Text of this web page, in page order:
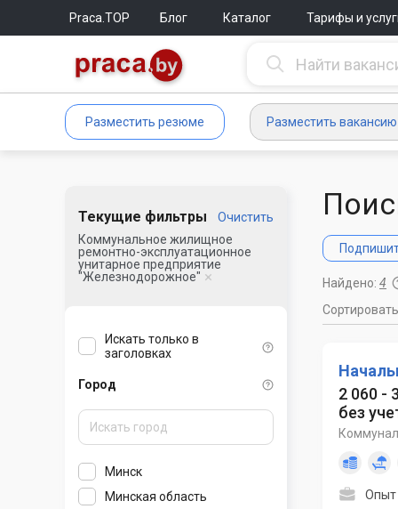
Praca.TOP Блог Каталог Тарифы и
Разместить резюме Разместить вакансию
Текущие фильтры
Очистить
Коммунальное жилищное
ремонтно-эксплуатационное
унитарное предприятие
"Железнодорожное"
Искать только в
заголовках
Город
Минск
Минская область
Найдено: 4
Сортировать
2 060 -
без
Опыт